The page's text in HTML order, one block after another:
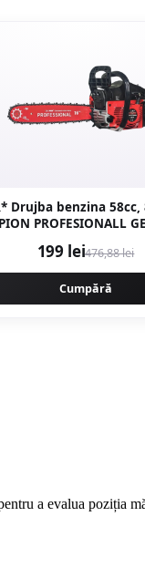
Drujba benzina
PROFESIONALL
199 lei476,88 lei
Cumpără
a evalua poziția